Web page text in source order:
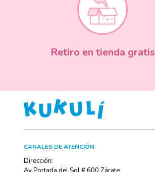
Retiro en tienda gratis
CANALES DE ATENCIÓN
Dirección: